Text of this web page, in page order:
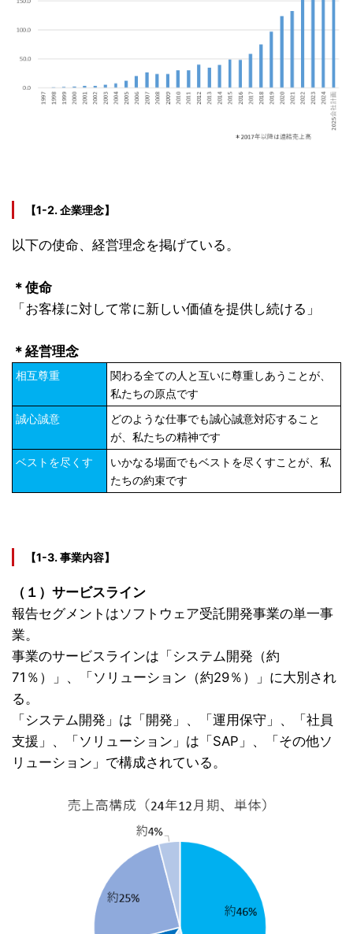
【1-2. 企業理念】
以下の使命、経営理念を掲げている。
＊使命
「お客様に対して常に新しい価値を提供し続ける」
＊経営理念
相互尊重
関わる全ての人と互いに尊重しあうことが、
私たちの原点です
誠心誠意
どのような仕事でも誠心誠意対応すること
が、私たちの精神です
ベストを尽くす
いかなる場面でもベストを尽くすことが、私
たちの約束です
【1-3. 事業内容】
（１）サービスライン
報告セグメントはソフトウェア受託開発事業の単一事
業。
事業のサービスラインは「システム開発（約
71％）」、「ソリューション（約29％）」に大別され
る。
「システム開発」は「開発」、「運用保守」、「社員
支援」、「ソリューション」は「SAP」、「その他ソ
リューション」で構成されている。